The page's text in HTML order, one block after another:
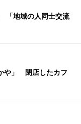
「地域の人同士交流
や」 閉店したカフ